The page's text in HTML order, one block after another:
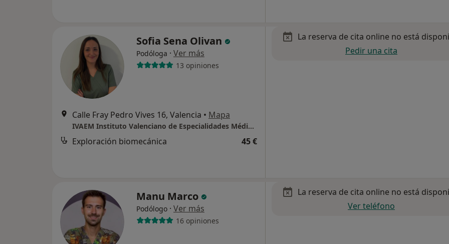
Sofia Sena Olivan
Podóloga · Ver más
13 opiniones
Calle Fray Pedro Vives 16, Valencia • Mapa
IVAEM Instituto Valenciano de Especialidades Médicas
Exploración biomecánica 45 €
La reserva de cita online no está
Pedir una cita
Manu Marco
Podólogo · Ver más
16 opiniones
La reserva de cita online no está
Ver teléfono